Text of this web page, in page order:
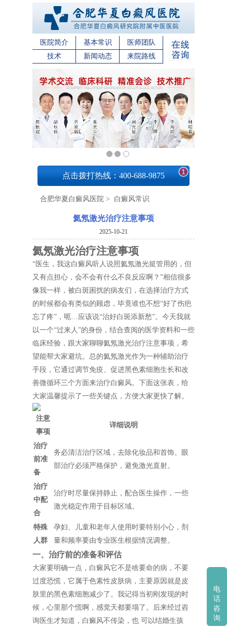
医院简介 基本常识
医师团队
技术
新闻动态 来院路线
点击拨打热线：400-688-9875 1
合肥华夏白癜风医院 > 白癜风常识
氦氖激光治疗注意事项
2025-10-21
氦氖激光治疗注意事项
“医生，我这白癜风听人说照氦氖激光挺管用的，但
又有点担心，会不会有什么不良反应啊？”相信很多
像我一样，被白斑困扰的病友们，在选择治疗方式
的时候都会有类似的顾虑，毕竟谁也不想“好了伤疤
忘了疼”，呃…应该说“治好白斑添新愁”。今天我就
以一个“过来人”的身份，结合查阅的医学资料和一些
临床经验，跟大家聊聊氦氖激光治疗注意事项，希
望能帮大家避坑。总的氦氖激光作为一种辅助治疗
手段，它通过调节免疫、促进黑色素细胞生长和改
善微循环三个方面来治疗白癜风。下面这张表，给
大家温馨提示了一些关键点，方便大家更快了解。
注意
事项
详细说明
治疗
前准
备
务必清洁治疗区域，去除化妆品和首饰。眼
部治疗必须严格保护，避免激光直射。
治疗
中配
合
治疗时尽量保持静止，配合医生操作，一些
激光稳定作用于目标区域。
特殊
人群
孕妇、儿童和老年人使用时要特别小心，剂
量和频率要由专业医生根据情况调整。
一、治疗前的准备和评估
大家要明确一点，白癜风它不是啥要命的病，不要
过度恐慌，它属于色素性皮肤病，主要原因就是皮
肤里的黑色素细胞减少了。我记得当初刚发现的时
候，心里那个慌啊，感觉天都要塌了。后来经过咨
询医生才知道，白癜风不传染，也 可以结婚生孩
电
话
咨
询